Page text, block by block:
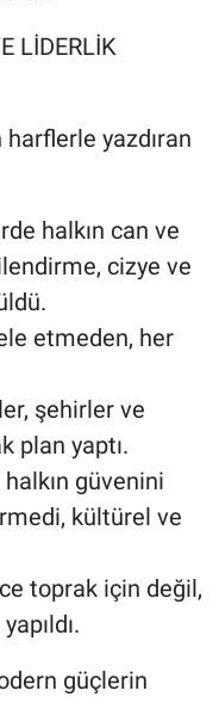
LİDERLİK
harflerle yazdıran
halkın can ve
cizye ve
etmeden, her
şehirler ve
plan yaptı.
güvenini
kültürel ve
toprak için değil,
güçlerin